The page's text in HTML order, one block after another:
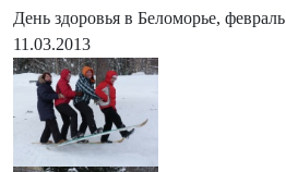
День здоровья в Беломорье,
11.03.2013